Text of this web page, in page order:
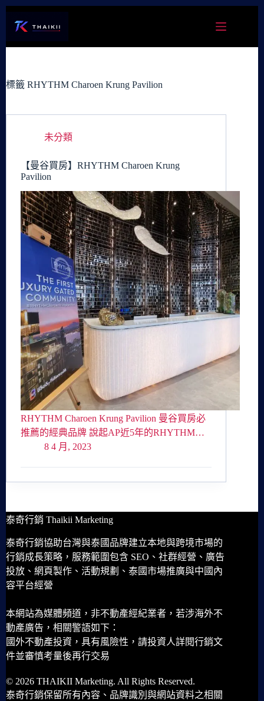
容
標籤 RHYTHM Charoen Krung Pavilion
未分類
【曼谷買房】RHYTHM Charoen Krung
Pavilion
RHYTHM Charoen Krung Pavilion 曼谷買房必
推薦的經典品牌 說起AP近5年的RHYTHM…
8 4 月, 2023
泰奇行銷 Thaikii Marketing
泰奇行銷協助台灣與泰國品牌建立本地與跨境市場的
行銷成長策略，服務範圍包含 SEO、社群經營、廣告
投放、網頁製作、活動規劃、泰國市場推廣與中國內
容平台經營
本網站為媒體頻道，非不動產經紀業者，若涉海外不
動產廣告，相關警語如下：
國外不動產投資，具有風險性，請投資人詳閱行銷文
件並審慎考量後再行交易
© 2026 THAIKII Marketing. All Rights Reserved.
泰奇行銷保留所有內容、品牌識別與網站資料之相關